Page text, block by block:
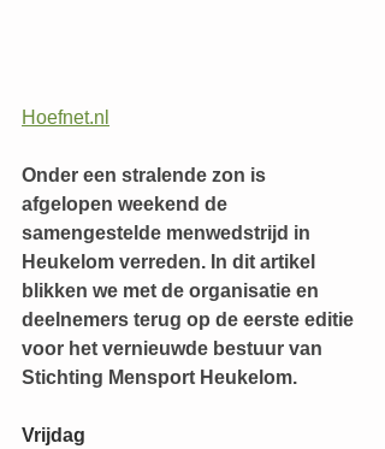
Hoefnet.nl
Onder een stralende zon is
afgelopen weekend de
samengestelde menwedstrijd in
Heukelom verreden. In dit artikel
blikken we met de organisatie en
deelnemers terug op de eerste editie
voor het vernieuwde bestuur van
Stichting Mensport Heukelom.
Vrijdag